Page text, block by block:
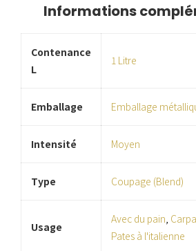
Informations
Contenance
L
1 Litre
Emballage Emballage
Intensité Moyen
Type Coupage (Blend)
Usage
Avec du pain
Pates à l'italienne